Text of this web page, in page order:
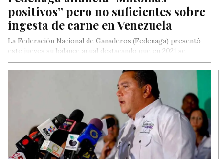
positivos” pero no suficientes sobre
ingesta de carne en Venezuela
La Federación Nacional de Ganaderos (Fedenaga) presentó
este jueves su balance anual destacando que en 2021 se
registraron “síntomas positivos”…